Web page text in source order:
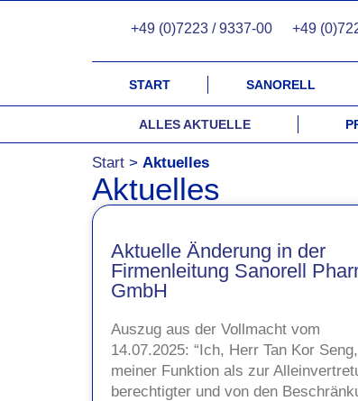
+49 (0)7223 / 9337-00 +49
START SANORELL
ALLES AKTUELLE
Start > Aktuelles
Aktuelles
Aktuelle Änderung in der
Firmenleitung Sanorell
GmbH
Auszug aus der Vollmacht vom
14.07.2025: “Ich, Herr Tan Kor
meiner Funktion als zur
berechtigter und von den